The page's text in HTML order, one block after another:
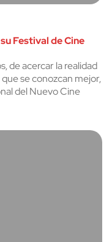
Festival de Cine
de acercar la realidad
se conozcan mejor,
del Nuevo Cine